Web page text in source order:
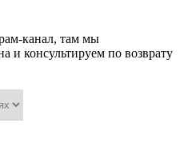
канал, там мы
и консультируем по возврату